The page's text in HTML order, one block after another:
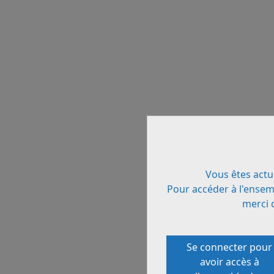
Vous êtes
Pour accéder à
merci
Se connecter pour
avoir accès à